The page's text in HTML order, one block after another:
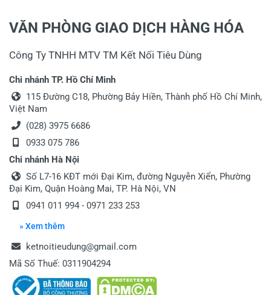
VĂN PHÒNG GIAO DỊCH HÀNG HÓA
Công Ty TNHH MTV TM Kết Nối Tiêu Dùng
Chi nhánh TP. Hồ Chí Minh
115 Đường C18, Phường Bảy Hiền, Thành phố Hồ Chí Minh,
Việt Nam
(028) 3975 6686
0933 075 786
Chi nhánh Hà Nội
Số L7-16 KĐT mới Đại Kim, đường Nguyễn Xiển, Phường
Đại Kim, Quận Hoàng Mai, TP. Hà Nội, VN
0941 011 994 - 0971 233 253
» Xem thêm
ketnoitieudung@gmail.com
Mã Số Thuế: 0311904294